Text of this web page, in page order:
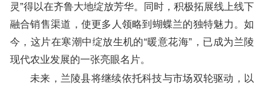
灵”得以在齐鲁大地绽放芳华。同时，积极拓展线上线下
融合销售渠道，使更多人领略到蝴蝶兰的独特魅力。如
今，这片在寒潮中绽放生机的“暖意花海”，已成为兰陵
现代农业发展的一张亮眼名片。
未来，兰陵县将继续依托科技与市场双轮驱动，以